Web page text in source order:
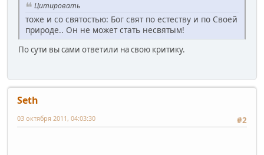
Цитировать
тоже и со святостью: Бог свят по естеству и по Своей
природе.. Он не может стать несвятым!
По сути вы сами ответили на свою критику.
Seth
#2
03 октября 2011, 04:03:30